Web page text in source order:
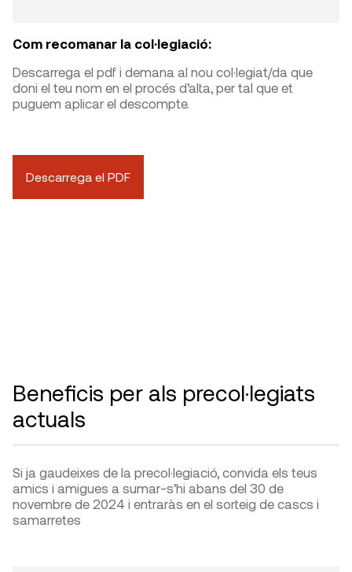
Com recomanar la col·legiació:
Descarrega el pdf i demana al nou col·legiat/da que
doni el teu nom en el procés d’alta, per tal que et
puguem aplicar el descompte.
Descarrega el PDF
Beneficis per als precol·legiats
actuals
Si ja gaudeixes de la precol·legiació, convida els teus
amics i amigues a sumar-s’hi abans del 30 de
novembre de 2024 i entraràs en el sorteig de cascs i
samarretes